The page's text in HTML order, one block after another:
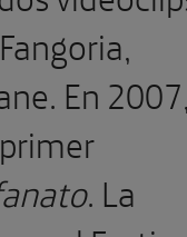
En
. La